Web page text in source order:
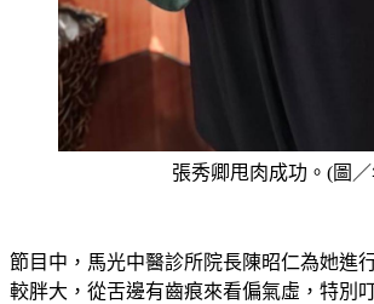
張秀卿甩肉成功。(圖／
節目中，馬光中醫診所院長陳昭仁為她進
較胖大，從舌邊有齒痕來看偏氣虛，特別